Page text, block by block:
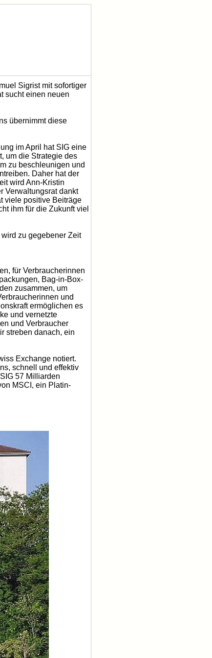
Sigrist mit sofortiger
sucht einen neuen
übernimmt diese
im April hat SIG eine
um die Strategie des
zu beschleunigen und
Daher hat der
wird Ann-Kristin
Verwaltungsrat dankt
viele positive Beiträge
ihm für die Zukunft viel
zu gegebener Zeit
für Verbraucherinnen
Bag-in-Box-
zusammen, um
und
ermöglichen es
und vernetzte
und Verbraucher
streben danach, ein
Exchange notiert.
schnell und effektiv
57 Milliarden
MSCI, ein Platin-